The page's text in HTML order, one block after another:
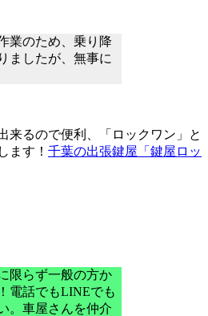
業のため、乗り降
ましたが、無事に
来るので便利、「ロックワン」と
ます！ 千葉の出張鍵屋「鍵屋ロッ
限らず一般の方か
電話でもLINEでも
。車屋さんを仲介